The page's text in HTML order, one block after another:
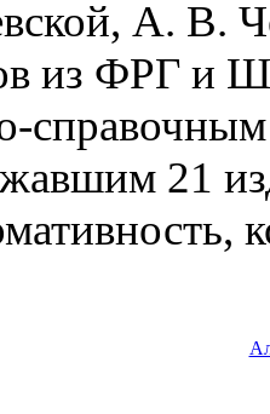
А. В.
из ФРГ и
21